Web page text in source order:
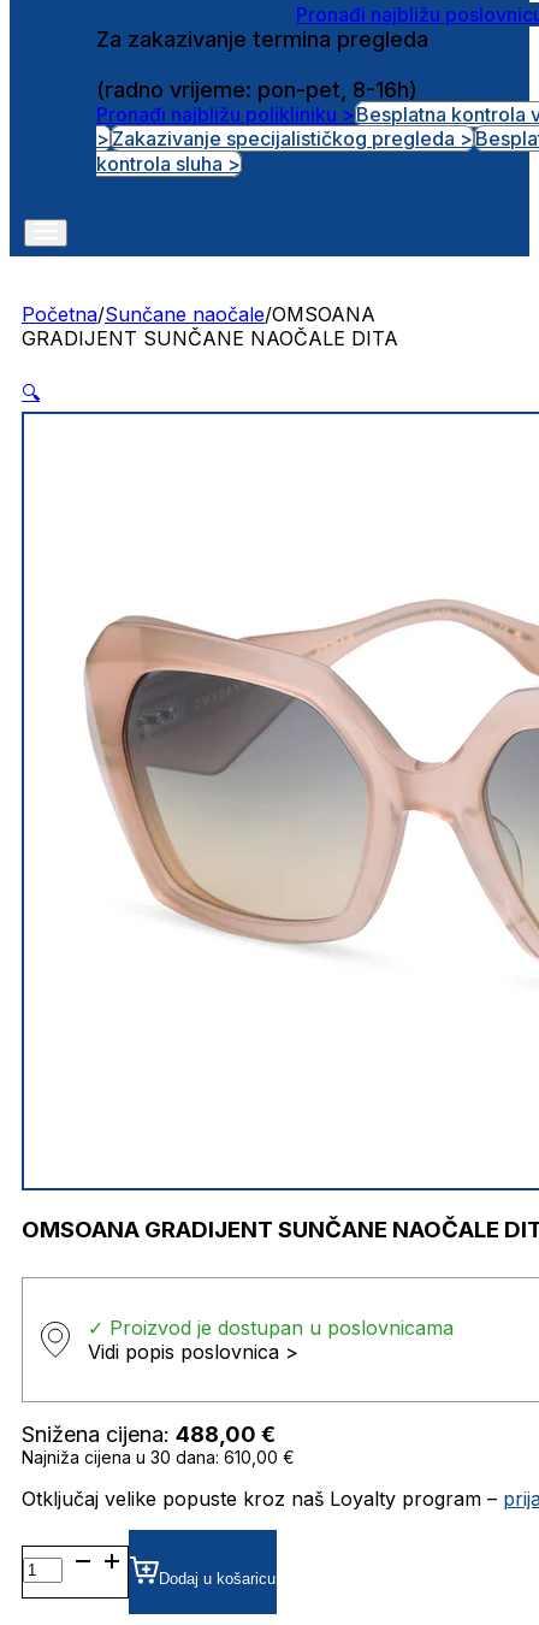
Pronađi najbližu
Za zakazivanje termina pregleda
(radno vrijeme: pon-pet, 8-16h)
Pronađi najbližu polikliniku >Besplatna kontrola
>Zakazivanje specijalističkog pregleda >
kontrola sluha >
Početna/Sunčane naočale/OMSOANA
GRADIJENT SUNČANE NAOČALE DITA
🔍
OMSOANA GRADIJENT SUNČANE NAOČALE
✓ Proizvod je dostupan u poslovnicama
Vidi popis poslovnica >
Snižena cijena: 488,00 €
Najniža cijena u 30 dana: 610,00 €
Otključaj velike popuste kroz naš Loyalty program –
OMSOANA
GRADIJENT SUNČANE
NAOČALE
Dodaj u košaricu